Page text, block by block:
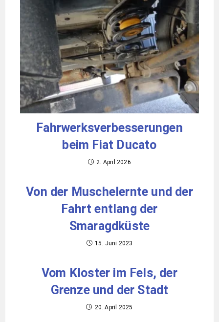
Fahrwerksverbesserungen
beim Fiat Ducato
2. April 2026
Von der Muschelernte und der
Fahrt entlang der
Smaragdküste
15. Juni 2023
Vom Kloster im Fels, der
Grenze und der Stadt
20. April 2025